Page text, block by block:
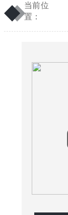
◆
◆当前位
置：